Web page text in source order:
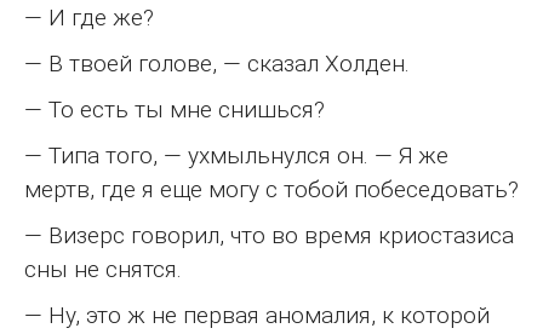
— И где же?
— В твоей голове, — сказал Холден.
— То есть ты мне снишься?
— Типа того, — ухмыльнулся он. — Я же
мертв, где я еще могу с тобой побеседовать?
— Визерс говорил, что во время криостазиса
сны не снятся.
— Ну, это ж не первая аномалия, к которой